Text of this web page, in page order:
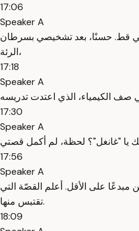
17:06
Speaker A
قط. حسنًا، بعد تشخيصي بسرطان
الرئة،
17:18
Speaker A
17:30
Speaker A
17:56
Speaker A
مبدعًا على الأقل. أعلم القصّة التي
تقتبس منها.
18:09